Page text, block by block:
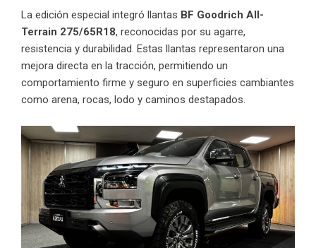
La edición especial integró llantas BF Goodrich All-
Terrain 275/65R18, reconocidas por su agarre,
resistencia y durabilidad. Estas llantas representaron una
mejora directa en la tracción, permitiendo un
comportamiento firme y seguro en superficies cambiantes
como arena, rocas, lodo y caminos destapados.